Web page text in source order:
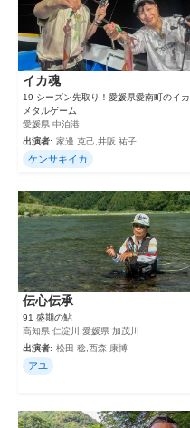
イカ魂
19 シーズン先取り！愛媛県愛南町のイカ
メタルゲーム
愛媛県 中泊港
出演者: 家邊 克己,井阪 祐子
ケンサキイカ
伝心伝承
91 盛期の鮎
高知県 仁淀川,愛媛県 加茂川
出演者: 松田 稔,西森 康博
アユ